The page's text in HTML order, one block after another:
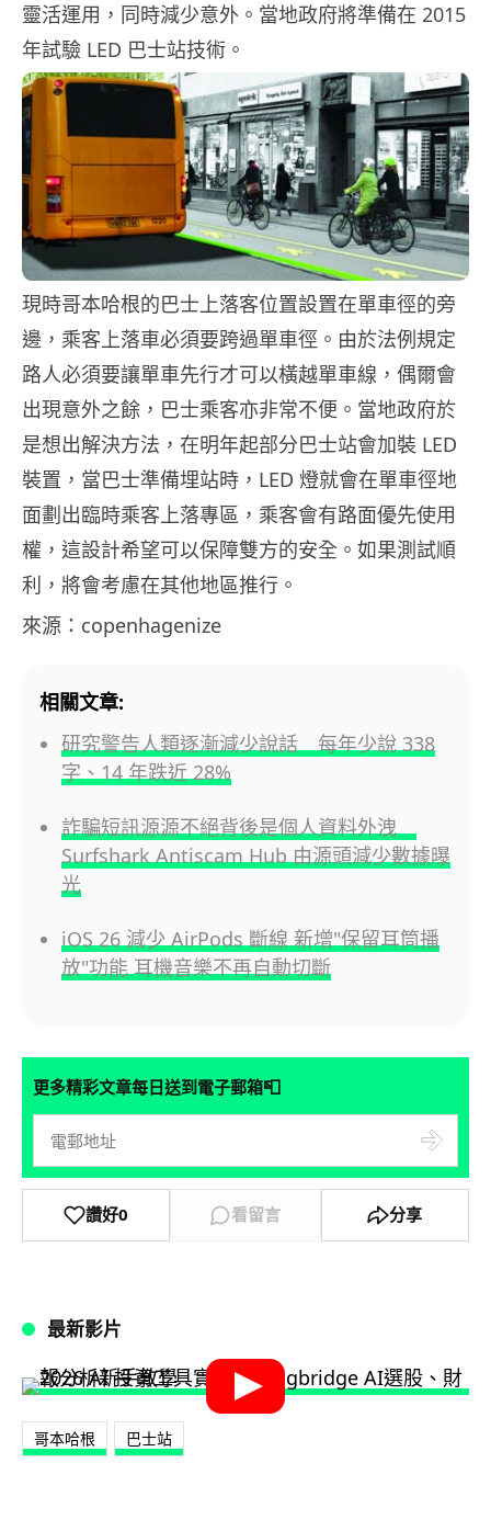
靈活運用，同時減少意外。當地政府將準備在 2015
年試驗 LED 巴士站技術。
現時哥本哈根的巴士上落客位置設置在單車徑的旁
邊，乘客上落車必須要跨過單車徑。由於法例規定
路人必須要讓單車先行才可以橫越單車線，偶爾會
出現意外之餘，巴士乘客亦非常不便。當地政府於
是想出解決方法，在明年起部分巴士站會加裝 LED
裝置，當巴士準備埋站時，LED 燈就會在單車徑地
面劃出臨時乘客上落專區，乘客會有路面優先使用
權，這設計希望可以保障雙方的安全。如果測試順
利，將會考慮在其他地區推行。
來源：copenhagenize
相關文章:
研究警告人類逐漸減少說話 每年少說 338
字、14 年跌近 28%
詐騙短訊源源不絕背後是個人資料外洩
Surfshark Antiscam Hub 由源頭減少數據曝
光
iOS 26 減少 AirPods 斷線 新增"保留耳筒播
放"功能 耳機音樂不再自動切斷
更多精彩文章每日送到電子郵箱📮
讚好0 看留言 分享
最新影片
哥本哈根 巴士站